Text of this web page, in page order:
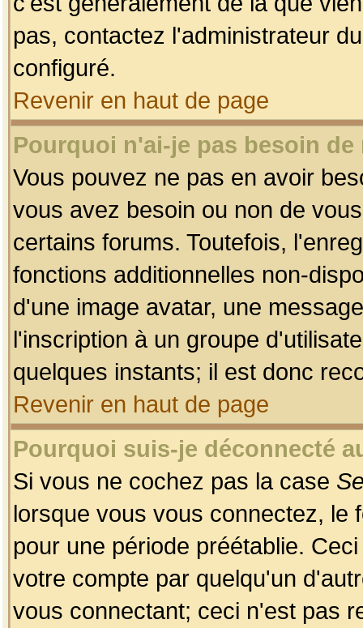
pas, contactez l'administrateur
configuré.
Revenir en haut de page
Pourquoi n'ai-je pas besoin
Vous pouvez ne pas en avoir
vous avez besoin ou non de
certains forums. Toutefois,
fonctions additionnelles non-
d'une image avatar, une
l'inscription à un groupe
quelques instants; il est donc
Revenir en haut de page
Pourquoi suis-je déconnecté
Si vous ne cochez pas la case
lorsque vous vous connectez, le
pour une période préétablie.
votre compte par quelqu'un
vous connectant; ceci n'est pas